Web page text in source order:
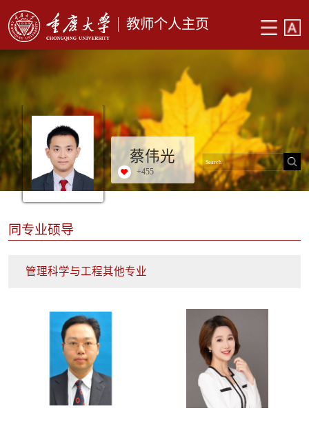
教师个人主页
蔡伟光
+455
同专业硕导
管理科学与工程其他专业